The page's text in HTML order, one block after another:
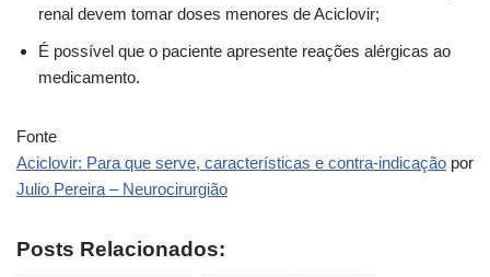
renal devem tomar doses menores de Aciclovir;
É possível que o paciente apresente reações alérgicas ao
medicamento.
Fonte
Aciclovir: Para que serve, características e contra-indicação por
Julio Pereira – Neurocirurgião
Posts Relacionados: